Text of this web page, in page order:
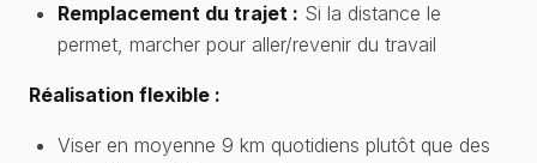
Remplacement du trajet : Si la distance le
permet, marcher pour aller/revenir du travail
Réalisation flexible :
Viser en moyenne 9 km quotidiens plutôt que des